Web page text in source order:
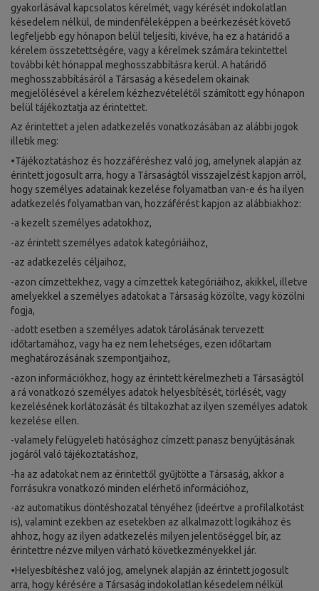
gyakorlásával kapcsolatos kérelmét, vagy kérését indokolatlan
késedelem nélkül, de mindenféleképpen a beérkezését követő
legfeljebb egy hónapon belül teljesíti, kivéve, ha ez a határidő a
kérelem összetettségére, vagy a kérelmek számára tekintettel
további két hónappal meghosszabbításra kerül. A határidő
meghosszabbításáról a Társaság a késedelem okainak
megjelölésével a kérelem kézhezvételétől számított egy hónapon
belül tájékoztatja az érintettet.
Az érintettet a jelen adatkezelés vonatkozásában az alábbi jogok
illetik meg:
•Tájékoztatáshoz és hozzáféréshez való jog, amelynek alapján az
érintett jogosult arra, hogy a Társaságtól visszajelzést kapjon arról,
hogy személyes adatainak kezelése folyamatban van-e és ha ilyen
adatkezelés folyamatban van, hozzáférést kapjon az alábbiakhoz:
-a kezelt személyes adatokhoz,
-az érintett személyes adatok kategóriáihoz,
-az adatkezelés céljaihoz,
-azon címzettekhez, vagy a címzettek kategóriáihoz, akikkel, illetve
amelyekkel a személyes adatokat a Társaság közölte, vagy közölni
fogja,
-adott esetben a személyes adatok tárolásának tervezett
időtartamához, vagy ha ez nem lehetséges, ezen időtartam
meghatározásának szempontjaihoz,
-azon információkhoz, hogy az érintett kérelmezheti a Társaságtól
a rá vonatkozó személyes adatok helyesbítését, törlését, vagy
kezelésének korlátozását és tiltakozhat az ilyen személyes adatok
kezelése ellen.
-valamely felügyeleti hatósághoz címzett panasz benyújtásának
jogáról való tájékoztatáshoz,
-ha az adatokat nem az érintettől gyűjtötte a Társaság, akkor a
forrásukra vonatkozó minden elérhető információhoz,
-az automatikus döntéshozatal tényéhez (ideértve a profilalkotást
is), valamint ezekben az esetekben az alkalmazott logikához és
ahhoz, hogy az ilyen adatkezelés milyen jelentőséggel bír, az
érintettre nézve milyen várható következményekkel jár.
•Helyesbítéshez való jog, amelynek alapján az érintett jogosult
arra, hogy kérésére a Társaság indokolatlan késedelem nélkül